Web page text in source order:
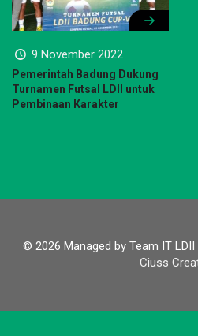
9 November 2022
Pemerintah Badung Dukung
Turnamen Futsal LDII untuk
Pembinaan Karakter
© 2026 Managed by Team IT
Ciuss